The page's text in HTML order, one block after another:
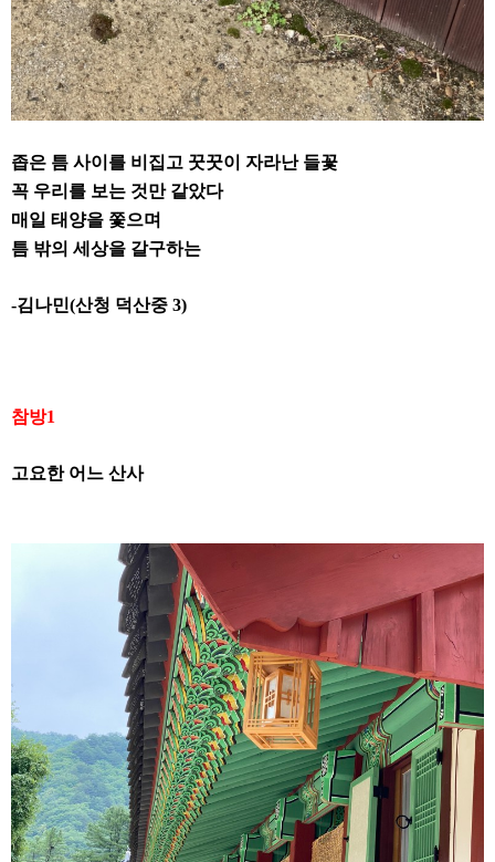
좁은 틈 사이를 비집고 꿋꿋이 자라난 들꽃
꼭 우리를 보는 것만 같았다
매일 태양을 쫓으며
틈 밖의 세상을 갈구하는
-김나민(산청 덕산중 3)
참방1
고요한 어느 산사